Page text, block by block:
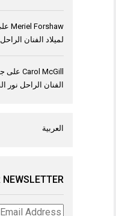
Meriel Forshaw
لميلاد الفنان
Carol McGill على
الفنان الراحل نور
العربية
Email